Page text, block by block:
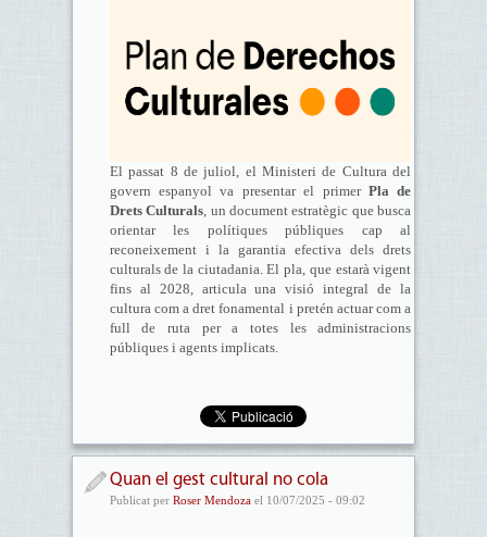
El passat 8 de juliol, el Ministeri de Cultura del
govern espanyol va presentar el primer Pla de
Drets Culturals, un document estratègic que busca
orientar les polítiques públiques cap al
reconeixement i la garantia efectiva dels drets
culturals de la ciutadania. El pla, que estarà vigent
fins al 2028, articula una visió integral de la
cultura com a dret fonamental i pretén actuar com a
full de ruta per a totes les administracions
públiques i agents implicats.
Quan el gest cultural no cola
Publicat per Roser Mendozael 10/07/2025 - 09:02